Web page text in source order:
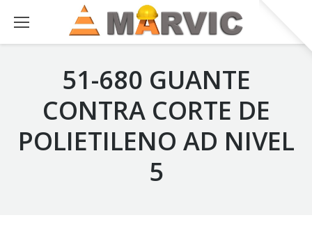
51-680 GUANTE
CONTRA CORTE DE
POLIETILENO AD NIVEL
5